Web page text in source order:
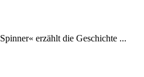
erzählt die Geschichte ...